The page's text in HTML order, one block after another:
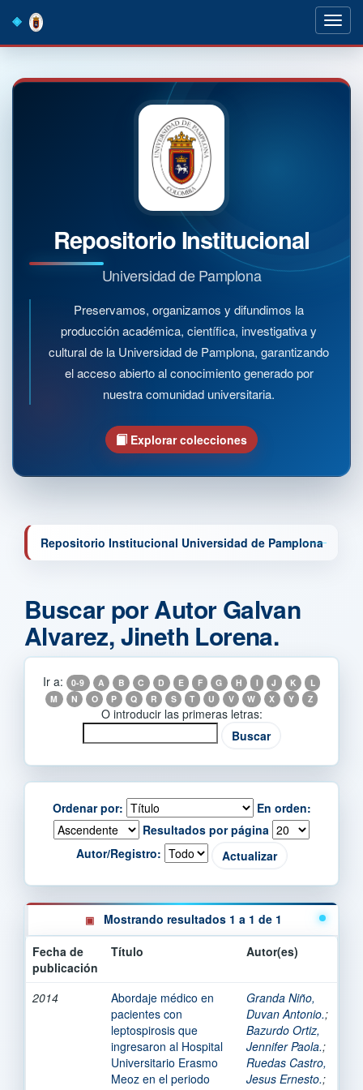
navigation
Repositorio Institucional
Universidad de Pamplona
Preservamos, organizamos y difundimos la
producción académica, científica, investigativa y
cultural de la Universidad de Pamplona, garantizando
el acceso abierto al conocimiento generado por
nuestra comunidad universitaria.
Explorar colecciones
Repositorio Institucional Universidad de Pamplona
Buscar por Autor Galvan
Alvarez, Jineth Lorena.
Ir a: 0-9 A B C D E F G H I J K
L
M
N O P Q R S T U V W X Y Z
O introducir las primeras letras:
Ordenar por:
En orden:
Resultados por página
Autor/Registro:
Mostrando resultados 1 a 1 de 1
Fecha de
publicación
Título Autor(es)
2014
Abordaje médico en
pacientes con
leptospirosis que
ingresaron al Hospital
Universitario Erasmo
Meoz en el periodo
Granda Niño,
Duvan Antonio.;
Bazurdo Ortiz,
Jennifer Paola.;
Ruedas Castro,
Jesus Ernesto.;